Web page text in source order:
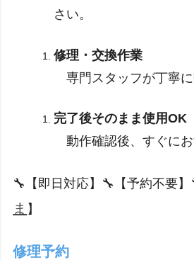
さい。
修理・交換作業
専門スタッフが丁寧に
完了後そのまま使用OK
動作確認後、すぐにお
🔧【即日対応】🔧【予約不要】
ま 】
修理予約